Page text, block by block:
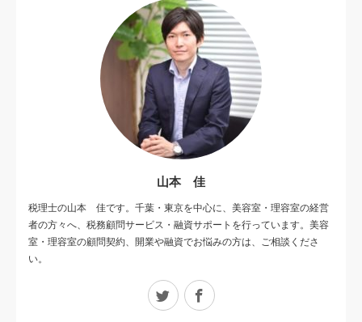
山本 佳
税理士の山本 佳です。千葉・東京を中心に、美容室・理容室の経営
者の方々へ、税務顧問サービス・融資サポートを行っています。美容
室・理容室の顧問契約、開業や融資でお悩みの方は、ご相談くださ
い。
Twitter Facebook